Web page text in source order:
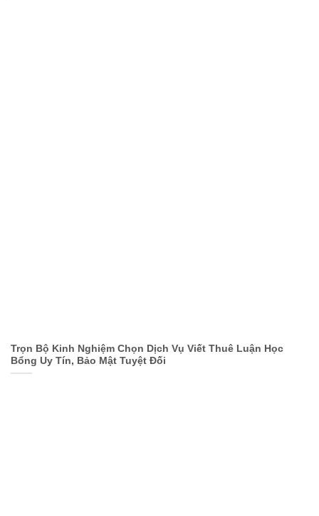
Trọn Bộ Kinh Nghiệm Chọn Dịch Vụ Viết Thuê Luận Học
Bổng Uy Tín, Bảo Mật Tuyệt Đối